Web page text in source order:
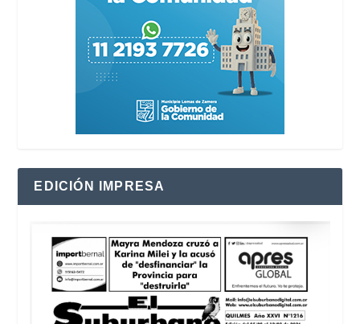
EDICIÓN IMPRESA